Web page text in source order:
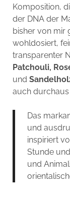
Komposition,
der DNA der
bisher von mir
wohldosiert,
transparenter
Patchouli,
und
auch
Das
und
inspiriert
Stunde
und